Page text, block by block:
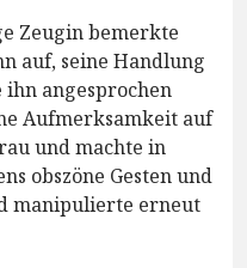
Zeugin bemerkte
auf, seine Handlung
ihn angesprochen
Aufmerksamkeit auf
und machte in
obszöne Gesten und
manipulierte erneut